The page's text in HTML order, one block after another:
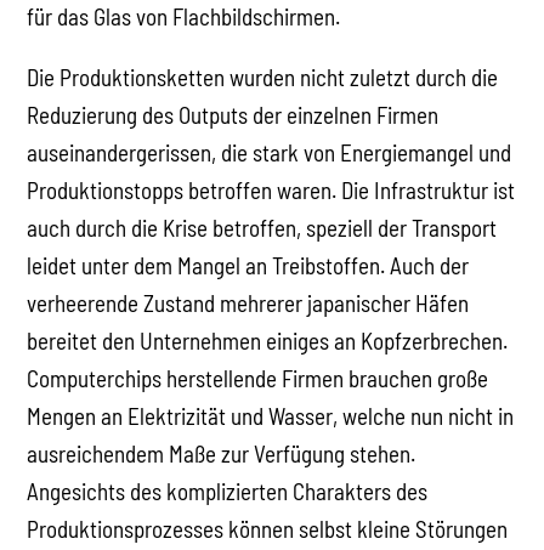
für das Glas von Flachbildschirmen.
Die Produktionsketten wurden nicht zuletzt durch die
Reduzierung des Outputs der einzelnen Firmen
auseinandergerissen, die stark von Energiemangel und
Produktionstopps betroffen waren. Die Infrastruktur ist
auch durch die Krise betroffen, speziell der Transport
leidet unter dem Mangel an Treibstoffen. Auch der
verheerende Zustand mehrerer japanischer Häfen
bereitet den Unternehmen einiges an Kopfzerbrechen.
Computerchips herstellende Firmen brauchen große
Mengen an Elektrizität und Wasser, welche nun nicht in
ausreichendem Maße zur Verfügung stehen.
Angesichts des komplizierten Charakters des
Produktionsprozesses können selbst kleine Störungen